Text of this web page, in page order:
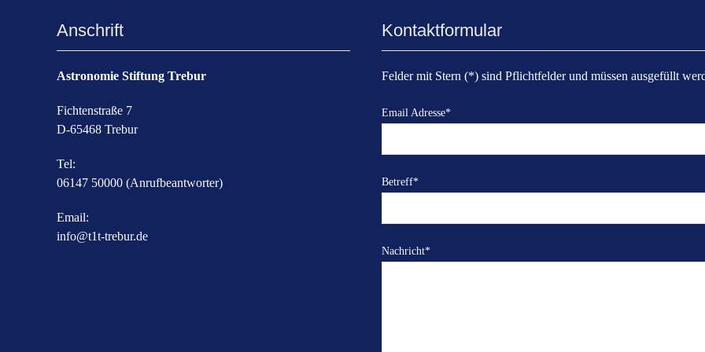
Anschrift
Astronomie Stiftung Trebur
Fichtenstraße 7
D-65468 Trebur
Tel:
06147 50000 (Anrufbeantworter)
Email:
info@t1t-trebur.de
Kontaktformular
Felder mit Stern (*) sind Pflichtfelder und müssen ausgefüllt
Email Adresse*
Betreff*
Nachricht*